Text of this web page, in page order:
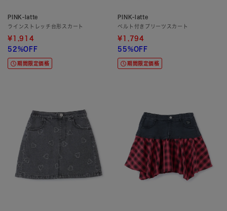
PINK-latte
ラインストレッチ台形スカート
¥1,914
52%OFF
期間限定価格
PINK-latte
ベルト付きプリーツスカート
¥1,794
55%OFF
期間限定価格